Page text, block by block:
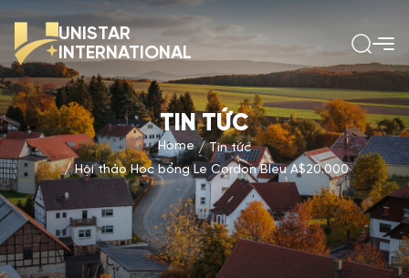
UNISTAR
INTERNATIONAL
TIN TỨC
Home
Tin tức
Hội thảo Học bổng Le Cordon Bleu A$20.000